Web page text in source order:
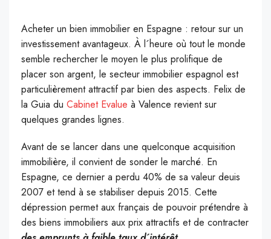
Acheter un bien immobilier en Espagne : retour sur un
investissement avantageux. À l´heure où tout le monde
semble rechercher le moyen le plus prolifique de
placer son argent, le secteur immobilier espagnol est
particulièrement attractif par bien des aspects. Felix de
la Guia du Cabinet Evalue à Valence revient sur
quelques grandes lignes.
Avant de se lancer dans une quelconque acquisition
immobilière, il convient de sonder le marché. En
Espagne, ce dernier a perdu 40% de sa valeur deuis
2007 et tend à se stabiliser depuis 2015. Cette
dépression permet aux français de pouvoir prétendre à
des biens immobiliers aux prix attractifs et de contracter